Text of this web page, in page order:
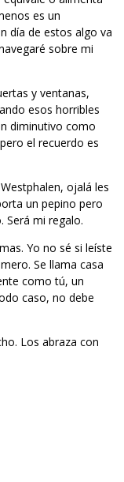
es un
día de estos algo va
sobre mi
y ventanas,
esos horribles
diminutivo como
el recuerdo es
ojalá les
un pepino pero
Será mi regalo.
Yo no sé si leíste
Se llama casa
como tú, un
caso, no debe
Los abraza con